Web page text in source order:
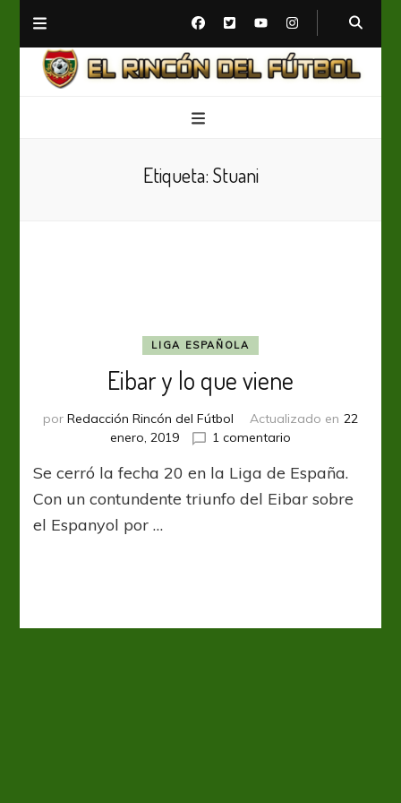
Etiqueta: Stuani
LIGA ESPAÑOLA
Eibar y lo que viene
por Redacción Rincón del Fútbol Actualizado en 22
enero, 2019
1 comentario
y
lo
Se cerró la fecha 20 en la Liga de España.
Con un contundente triunfo del Eibar sobre
el Espanyol por …